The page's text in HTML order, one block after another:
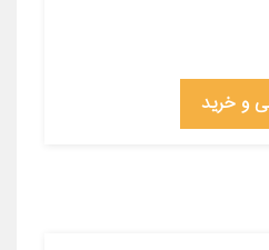
و خرید